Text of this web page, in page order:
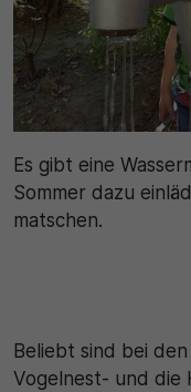
Es gibt eine
Sommer dazu
matschen.
Beliebt sind bei
Vogelnest- und die